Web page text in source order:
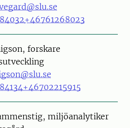
+46761268023
forskare
+46702215915
miljöanalytiker